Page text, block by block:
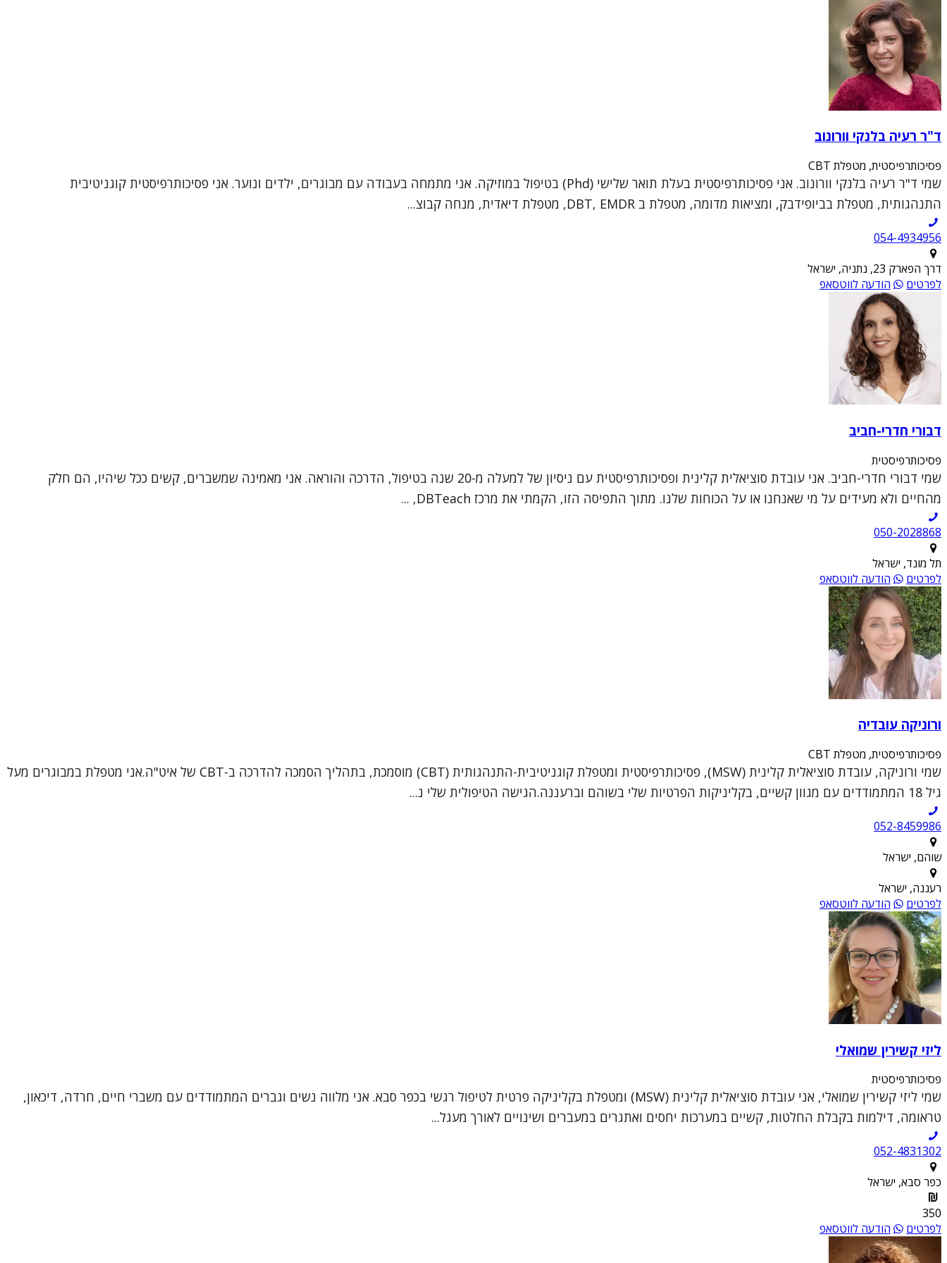
ד"ר רעיה בלנקי וורונוב
פסיכותרפיסטית, מטפלת CBT
שמי ד"ר רעיה בלנקי וורונוב. אני פסיכותרפיסטית בעלת תואר שלישי (Phd) בטיפול במוזיקה. אני מתמחה בעבודה עם מבוגרים, ילדים ונוער. אני פסיכותרפיסטית קוגניטיבית
התנהגותית, מטפלת בביופידבק, ומציאות מדומה, מטפלת ב DBT, EMDR, מטפלת דיאדית, מנחה קבוצ...
054-4934956
דרך הפארק 23, נתניה, ישראל
לפרטים
הודעה לווטסאפ
דבורי חדרי-חביב
פסיכותרפיסטית
שמי דבורי חדרי-חביב. אני עובדת סוציאלית קלינית ופסיכותרפיסטית עם ניסיון של למעלה מ-20 שנה בטיפול, הדרכה והוראה. אני מאמינה שמשברים, קשים ככל שיהיו, הם חלק
מהחיים ולא מעידים על מי שאנחנו או על הכוחות שלנו. מתוך התפיסה הזו, הקמתי את מרכז DBTeach, ...
050-2028868
תל מונד, ישראל
לפרטים
הודעה לווטסאפ
ורוניקה עובדיה
פסיכותרפיסטית, מטפלת CBT
שמי ורוניקה, עובדת סוציאלית קלינית (MSW), פסיכותרפיסטית ומטפלת קוגניטיבית-התנהגותית (CBT) מוסמכת, בתהליך הסמכה להדרכה ב-CBT של איט"ה.אני מטפלת במבוגרים מעל
גיל 18 המתמודדים עם מגוון קשיים, בקליניקות הפרטיות שלי בשוהם וברעננה.הגישה הטיפולית שלי נ...
052-8459986
שוהם, ישראל
רעננה, ישראל
לפרטים
הודעה לווטסאפ
ליזי קשירין שמואלי
פסיכותרפיסטית
שמי ליזי קשירין שמואלי, אני עובדת סוציאלית קלינית (MSW) ומטפלת בקליניקה פרטית לטיפול רגשי בכפר סבא. אני מלווה נשים וגברים המתמודדים עם משברי חיים, חרדה, דיכאון,
טראומה, דילמות בקבלת החלטות, קשיים במערכות יחסים ואתגרים במעברים ושינויים לאורך מעגל...
052-4831302
כפר סבא, ישראל
350
לפרטים
הודעה לווטסאפ